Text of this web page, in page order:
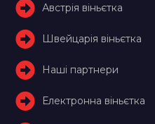
Австрія віньєтка
Швейцарія віньєтка
Наші партнери
Електронна віньєтка